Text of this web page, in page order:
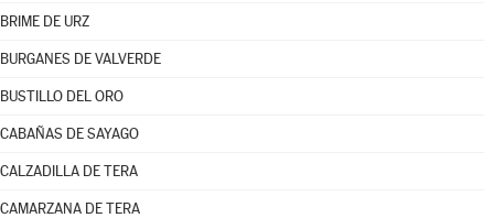
BRIME DE URZ
BURGANES DE VALVERDE
BUSTILLO DEL ORO
CABAÑAS DE SAYAGO
CALZADILLA DE TERA
CAMARZANA DE TERA